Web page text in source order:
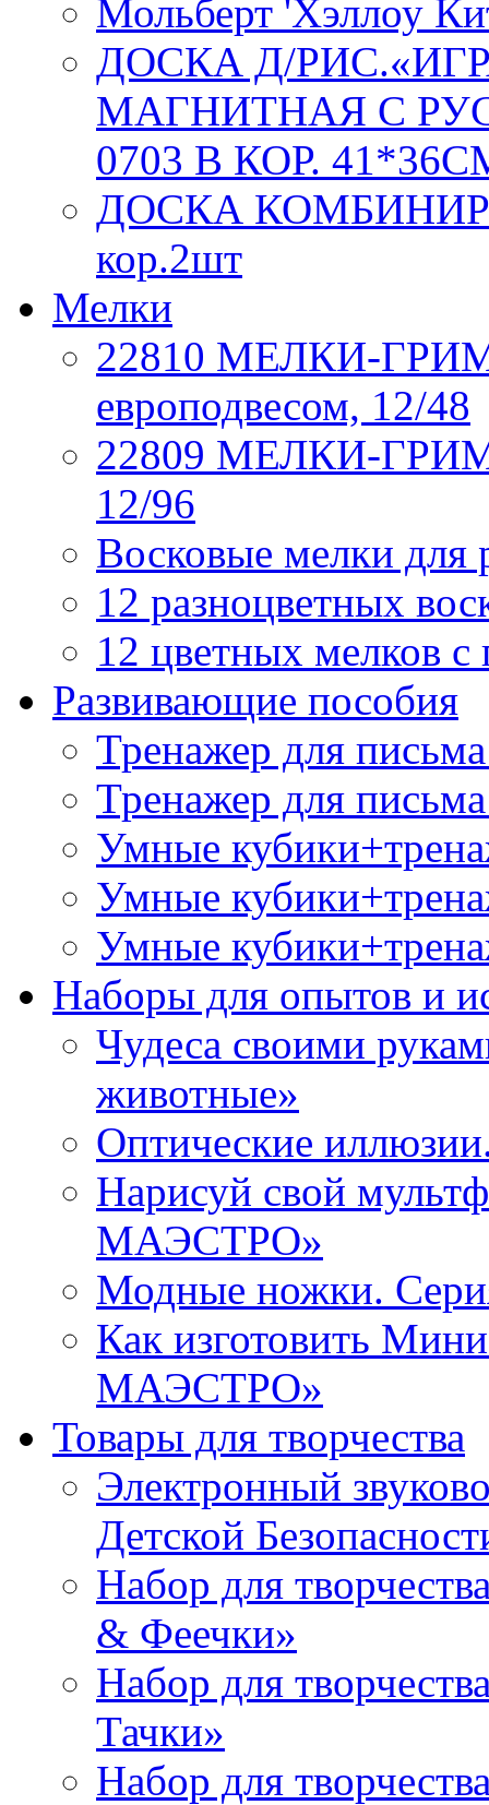
Мольберт 'Хэллоу
ДОСКА Д/
МАГНИТНАЯ С
0703 В КОР.
ДОСКА
кор.2шт
Мелки
22810 МЕЛКИ-ГРИМ,
европодвесом, 12/48
22809 МЕЛКИ-ГРИМ,
12/96
Восковые мелки для
12 разноцветных
12 цветных мелков
Развивающие пособия
Тренажер для
Тренажер для
Умные
Умные
Умные
Наборы для опытов и
Чудеса своими
животные»
Оптические
Нарисуй свой
МАЭСТРО»
Модные ножки.
Как изготовить
МАЭСТРО»
Товары для творчества
Электронный
Детской
Набор для
& Феечки»
Набор для
Тачки»
Набор для